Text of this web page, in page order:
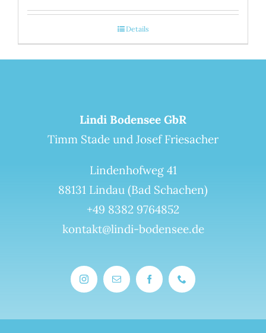
Details
Lindi Bodensee GbR
Timm Stade und Josef Friesacher
Lindenhofweg 41
88131 Lindau (Bad Schachen)
+49 8382 9764852
kontakt@lindi-bodensee.de